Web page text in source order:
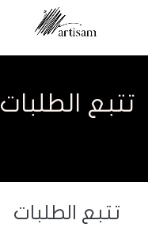
تتبع الطلبات
تتبع الطلبات